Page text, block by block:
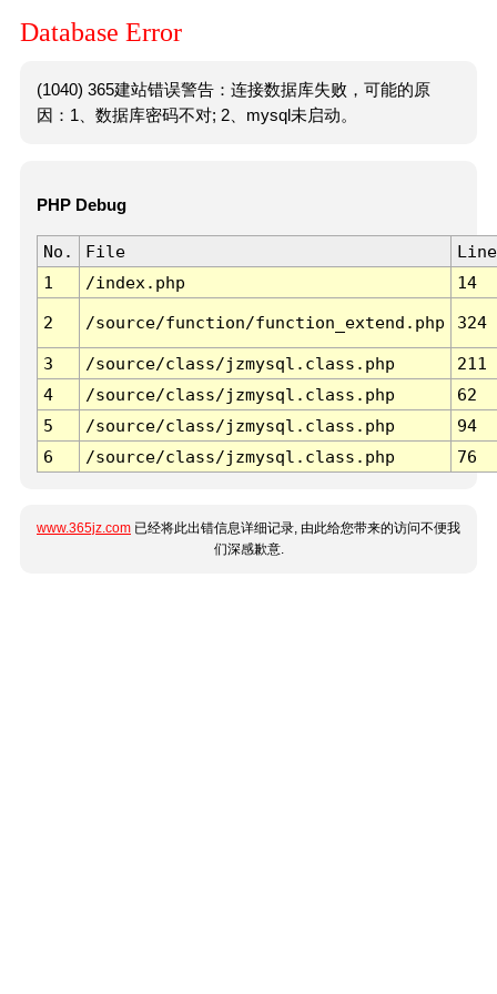
Database Error
(1040) 365建站错误警告：连接数据库失败，可能的原
因：1、数据库密码不对; 2、mysql未启动。
PHP Debug
No. File
Line
1
/index.php 14
2 /source/function/function_extend.php 324
3 /source/class/jzmysql.class.php
211
4
/source/class/jzmysql.class.php
62
5
/source/class/jzmysql.class.php
94
6
/source/class/jzmysql.class.php 76
www.365jz.com 已经将此出错信息详细记录, 由此给您带来的访问不便我
们深感歉意.